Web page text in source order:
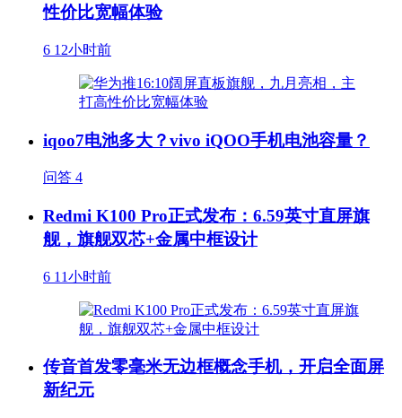
性价比宽幅体验
6 12小时前
iqoo7电池多大？vivo iQOO手机电池容量？
问答 4
Redmi K100 Pro正式发布：6.59英寸直屏旗
舰，旗舰双芯+金属中框设计
6 11小时前
传音首发零毫米无边框概念手机，开启全面屏
新纪元